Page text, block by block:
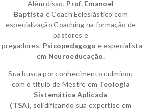
Além disso, Prof. Emanoel
Baptista éCoach Eclesiástico com
especialização Coaching na formação de
pastores e
pregadores. Psicopedagogo eespecialista
em Neuroeducação.
Sua busca por conhecimento culminou
com o título de Mestre em Teologia
Sistemática Aplicada
(TSA), solidificando sua expertise em